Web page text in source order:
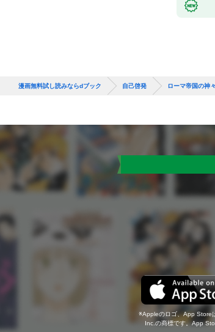
漫画無料試し読みならdブック 自己啓発 ローマ帝国の神
Appleのロゴ、App Store
Inc.の商標です。App